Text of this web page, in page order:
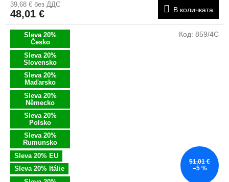
39,68 € без ДДС
48,01 € В количката
Sleva 20%
Česko
Sleva 20%
Slovensko
Sleva 20%
Maďarsko
Sleva 20%
Německo
Sleva 20%
Polsko
Sleva 20%
Rumunsko
Sleva 20% EU
Sleva 20% Itálie
51,01 €
–5 %
Код: 859/4C